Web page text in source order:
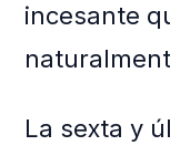
incesante
La sexta y